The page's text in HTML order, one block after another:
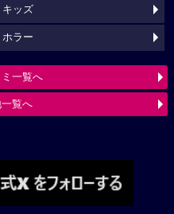
キッズ
ホラー
一覧へ
覧へ